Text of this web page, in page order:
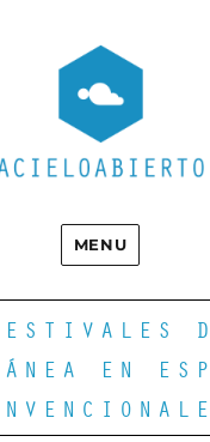
MENU
EN